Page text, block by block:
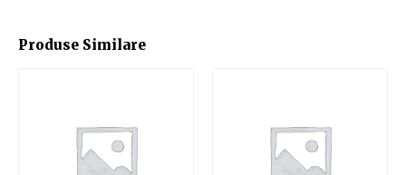
Produse Similare